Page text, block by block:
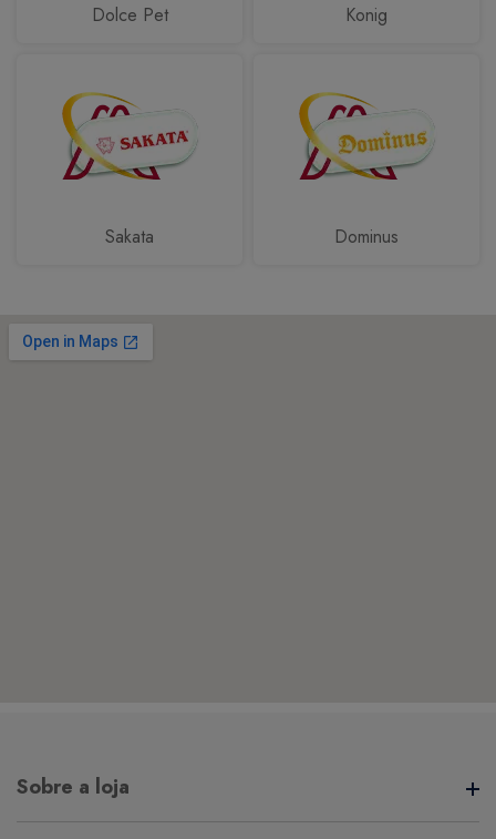
Dolce Pet Konig
Sakata Dominus
Sobre a loja